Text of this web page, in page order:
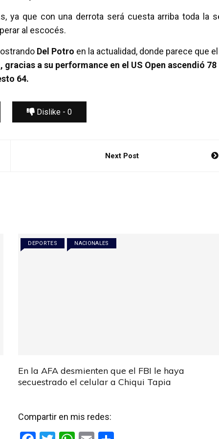
ya que con una derrota será cuesta arriba toda la
al escocés.
Del Potro en la actualidad, donde parece que el
gracias a su performance en el US Open ascendió 78
64.
Dislike - 0
Next Post
DEPORTES NACIONALES
En la AFA desmienten que el FBI le haya
secuestrado el celular a Chiqui Tapia
Compartir en mis redes: